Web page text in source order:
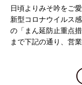
日頃よりみそ吟をご
新型コロナウイルス
の「まん延防止重点
まで下記の通り、営